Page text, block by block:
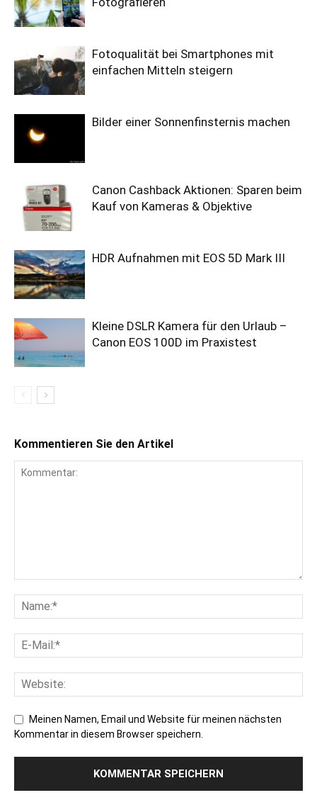
Fotoqualität bei Smartphones mit
einfachen Mitteln steigern
Bilder einer Sonnenfinsternis machen
Canon Cashback Aktionen: Sparen beim
Kauf von Kameras & Objektive
HDR Aufnahmen mit EOS 5D Mark III
Kleine DSLR Kamera für den Urlaub –
Canon EOS 100D im Praxistest
Kommentieren Sie den Artikel
Meinen Namen, Email und Website für meinen nächsten
Kommentar in diesem Browser speichern.